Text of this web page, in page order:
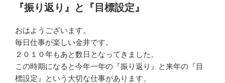
『振り返り』と『目標設定』
おはようございます。
毎日仕事が楽しい金井です。
２０１０年もあと数日となってきました。
この時期になると今年一年の『振り返り』と来年の『目
標設定』という大切な仕事があります。